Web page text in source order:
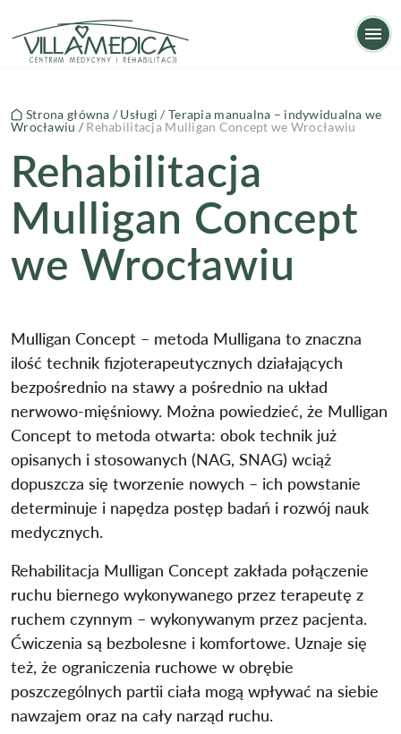
Rehabilitacja Mulligan Concept we Wrocławiu
Strona główna / Usługi /Terapia manualna – indywidualna we
Wrocławiu / Rehabilitacja Mulligan Concept we Wrocławiu
Rehabilitacja
Mulligan Concept
we Wrocławiu
Mulligan Concept – metoda Mulligana to znaczna
ilość technik fizjoterapeutycznych działających
bezpośrednio na stawy a pośrednio na układ
nerwowo-mięśniowy. Można powiedzieć, że Mulligan
Concept to metoda otwarta: obok technik już
opisanych i stosowanych (NAG, SNAG) wciąż
dopuszcza się tworzenie nowych – ich powstanie
determinuje i napędza postęp badań i rozwój nauk
medycznych.
Rehabilitacja Mulligan Concept zakłada połączenie
ruchu biernego wykonywanego przez terapeutę z
ruchem czynnym – wykonywanym przez pacjenta.
Ćwiczenia są bezbolesne i komfortowe. Uznaje się
też, że ograniczenia ruchowe w obrębie
poszczególnych partii ciała mogą wpływać na siebie
nawzajem oraz na cały narząd ruchu.